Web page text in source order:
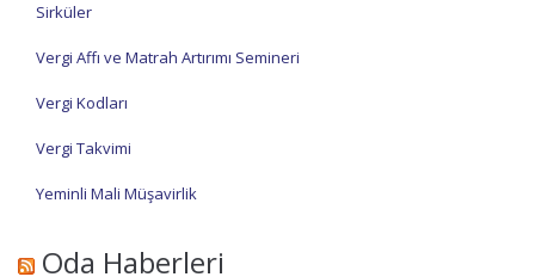
Sirküler
Vergi Affı ve Matrah Artırımı Semineri
Vergi Kodları
Vergi Takvimi
Yeminli Mali Müşavirlik
Oda Haberleri